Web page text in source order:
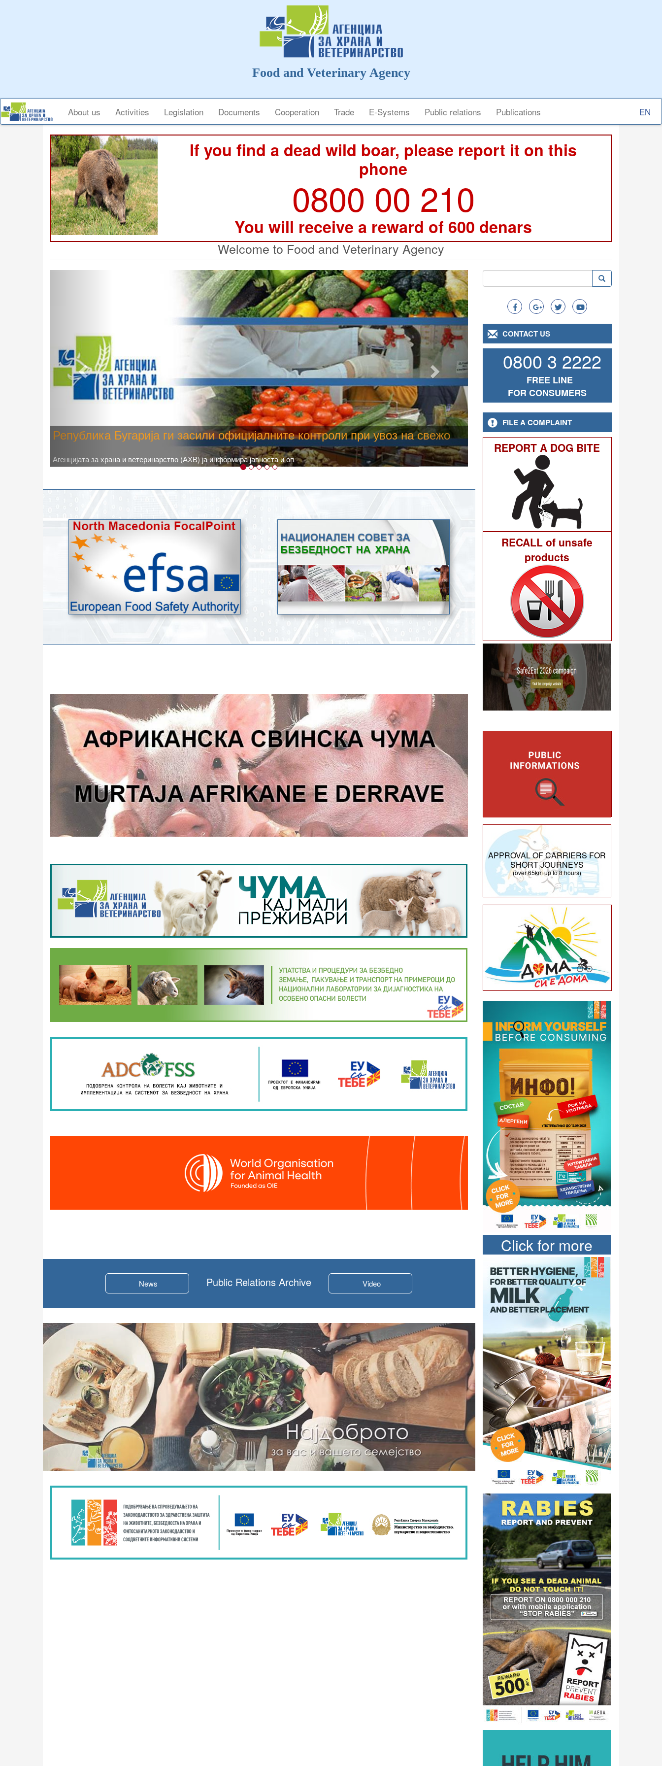
Food and Veterinary Agency
Main
navigation
About us Activities Legislation Documents Cooperation Trade E-Systems Public relations Publications
Select
your
If you find a dead wild boar, please report it on this
phone
0800 00 210
You will receive a reward of 600 denars
Welcome to Food and Veterinary Agency
Високите температури ризик од труење со храна, опасни се и за
животните
Новото најавено зголемување на дневните температури, кое според метеоролозите во одредени региони ќе достигне 40
степени, ги зголемува ризиците од појава на труење со храна.
Next
News Public Relations Archive Video
Search
Search Search
CONTACT US
0800 3 2222
FREE LINE
FOR CONSUMERS
FILE A COMPLAINT
REPORT A DOG BITE
RECALL of unsafe
products
APPROVAL OF CARRIERS FOR
SHORT JOURNEYS
(over 65km up to 8 hours)
Click for more